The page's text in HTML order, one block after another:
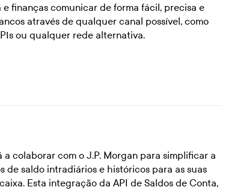
finanças comunicar de forma fácil, precisa e
através de qualquer canal possível, como
ou qualquer rede alternativa.
a colaborar com o J.P. Morgan para simplificar a
de saldo intradiários e históricos para as suas
Esta integração da API de Saldos de Conta,